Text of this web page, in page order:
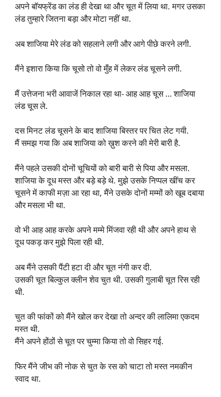
अपने बॉयफ्रेंड का लंड ही देखा था और चूत में लिया था. मगर उसका
लंड तुम्हारे जितना बड़ा और मोटा नहीं था.
अब शाजिया मेरे लंड को सहलाने लगी और आगे पीछे करने लगी.
मैंने इशारा किया कि चूसो तो वो मुँह में लेकर लंड चूसने लगी.
मैं उत्तेजना भरी आवाजें निकाल रहा था- आह आह चूस … शाजिया
लंड चूस ले.
दस मिनट लंड चूसने के बाद शाजिया बिस्तर पर चित लेट गयी.
मैं समझ गया कि अब शाजिया को ख़ुश करने की मेरी बारी है.
मैंने पहले उसकी दोनों चूचियों को बारी बारी से पिया और मसला.
शाजिया के दूध मस्त और बड़े बड़े थे. मुझे उसके निप्पल खींच कर
चूसने में काफी मज़ा आ रहा था, मैंने उसके दोनों मम्मों को खूब दबाया
और मसला भी था.
वो भी आह आह करके अपने मम्मे मिंजवा रही थी और अपने हाथ से
दूध पकड़ कर मुझे पिला रही थी.
अब मैंने उसकी पैंटी हटा दी और चूत नंगी कर दी.
उसकी चूत बिल्कुल क्लीन शेव चुत थी. उसकी गुलाबी चूत रिस रही
थी.
चुत की फांकों को मैंने खोल कर देखा तो अन्दर की लालिमा एकदम
मस्त थी.
मैंने अपने होंठों से चूत पर चुम्मा किया तो वो सिहर गई.
फिर मैंने जीभ की नोक से चुत के रस को चाटा तो मस्त नमकीन
स्वाद था.